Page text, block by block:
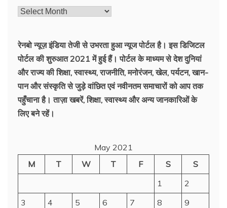
रेनबो न्यूज़ इंडिया तेजी से उभरता हुआ न्‍यूज पोर्टल है। इस डिजिटल
पोर्टल की शुरुआत 2021 में हुई हैं। पोर्टल के माध्यम से देश दुनियां
और राज्य की शिक्षा, स्वास्थ्य, राजनीति, मनोरंजन, खेल, पर्यटन, खान-
पान और संस्कृति से जुड़े वांछित एवं नवीनतम समाचारों को आप तक
पहुँचाना है। ताज़ा खबरें, शिक्षा, स्वास्थ्य और अन्य जानकारिओं के
लिए बने रहें।
May 2021
M
T W T F S
S
1
2
3
4 5 6 7 8
9